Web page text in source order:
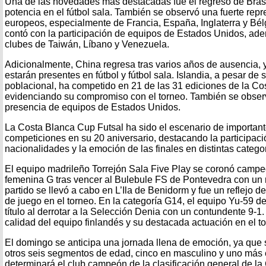
potencia en el fútbol sala. También se observó una fuerte
europeos, especialmente de Francia, España, Inglaterra y
contó con la participación de equipos de Estados Unidos,
clubes de Taiwán, Líbano y Venezuela.
Adicionalmente, China regresa tras varios años de ausencia,
estarán presentes en fútbol y fútbol sala. Islandia, a pesar de
poblacional, ha competido en 21 de las 31 ediciones de la
evidenciando su compromiso con el torneo. También se
presencia de equipos de Estados Unidos.
La Costa Blanca Cup Futsal ha sido el escenario de
competiciones en su 20 aniversario, destacando la
nacionalidades y la emoción de las finales en distintas
El equipo madrileño Torrejón Sala Five Play se coronó
femenina G tras vencer al Bulebule FS de Pontevedra con un
partido se llevó a cabo en L’Ila de Benidorm y fue un reflejo
de juego en el torneo. En la categoría G14, el equipo Yu-59
título al derrotar a la Selección Denia con un contundente 9-
calidad del equipo finlandés y su destacada actuación en el
El domingo se anticipa una jornada llena de emoción, ya
otros seis segmentos de edad, cinco en masculino y uno más
determinará el club campeón de la clasificación general de